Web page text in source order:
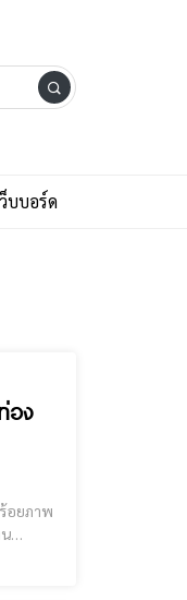
บบอร์ด
อง
อยภาพ